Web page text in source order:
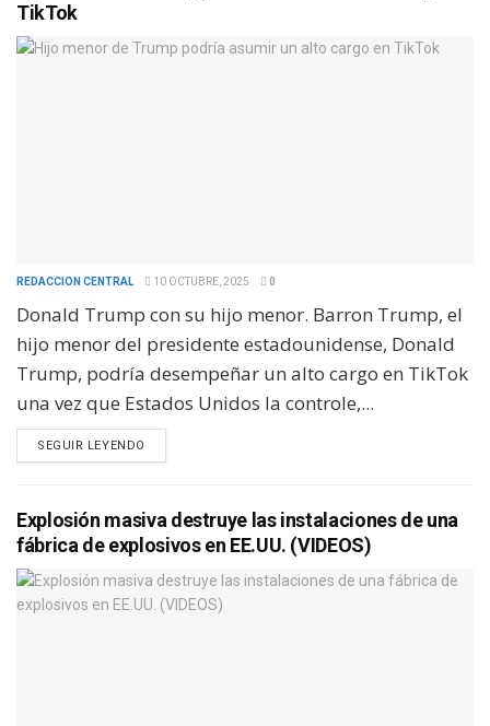
TikTok
REDACCION CENTRAL 10 OCTUBRE, 2025 0
Donald Trump con su hijo menor. Barron Trump, el
hijo menor del presidente estadounidense, Donald
Trump, podría desempeñar un alto cargo en TikTok
una vez que Estados Unidos la controle,...
SEGUIR LEYENDO
Explosión masiva destruye las instalaciones de una
fábrica de explosivos en EE.UU. (VIDEOS)